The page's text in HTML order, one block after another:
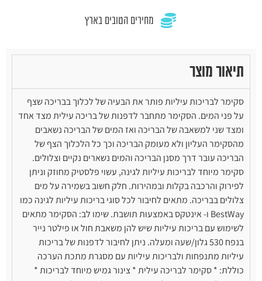
מחירים הטובים בארץ
תיאור מוצר
סקימר לבריכות עיליות פותר את הבעיה של לכלוך בבריכה שצף
על פני המים. הסקימר מתחבר לדפנות של בריכה עילית מצד אחד
ומצד שני למשאבה של הבריכה ואז המים של הבריכה נשאבים
מהסקימר העליון ולא מעומק הבריכה וכך כל הלכלוך הצף של
הבריכה עובר דרך מסנן הבריכה והמים נשארים נקיים וצלולים.
סקימר מיוחד לבריכות עיליות לגינה, עשוי פלסטיק מחוזק וניתן
לפירוק והרכבה בקלות ובמהירות. חלק חשוב בשמירה על מים
צלולים בבריכה. מתאים לחיבור לכל סוגי בריכות עיליות לגינה כמו
BestWay ו- אינטקס באמצעות תושבת. שימו לב: הסקימר מתאים
לשימוש עם בריכות עיליות שיש להן משאבת חול או פילטר נייר
בנפח 530 גלון/שעה ומעלה. ניתן לחיבור לדפנות של בריכות
עיליות מתנפחות ולבריכות עיליות עם מסגרת מתכת הערכה
כוללת: * סקימר לבריכה עילית * צינור גמיש מיוחד לבריכות *